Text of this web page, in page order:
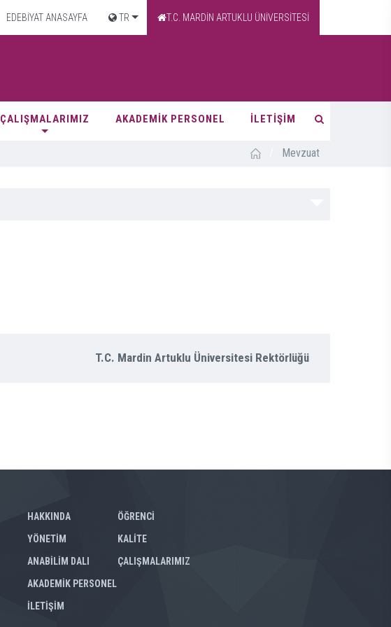
EDEBİYAT ANASAYFA TR T.C. MARDİN ARTUKLU ÜNİVERSİTESİ
ÇALIŞMALARIMIZ AKADEMİK PERSONEL İLETİŞİM
Mevzuat
T.C. Mardin Artuklu Üniversitesi Rektörlüğü
HAKKINDA
YÖNETİM
ANABİLİM DALI
ÖĞRENCİ
KALİTE
ÇALIŞMALARIMIZ
AKADEMİK PERSONEL
İLETİŞİM